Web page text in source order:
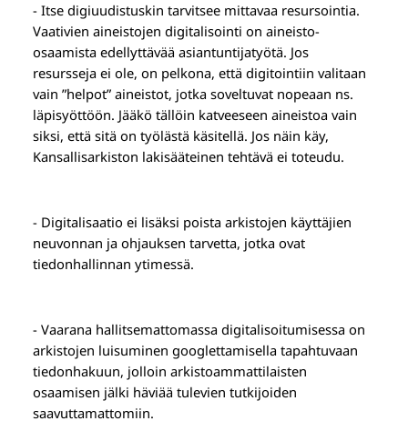
- Itse digiuudistuskin tarvitsee mittavaa resursointia.
Vaativien aineistojen digitalisointi on aineisto-
osaamista edellyttävää asiantuntijatyötä. Jos
resursseja ei ole, on pelkona, että digitointiin valitaan
vain ”helpot” aineistot, jotka soveltuvat nopeaan ns.
läpisyöttöön. Jääkö tällöin katveeseen aineistoa vain
siksi, että sitä on työlästä käsitellä. Jos näin käy,
Kansallisarkiston lakisääteinen tehtävä ei toteudu.
- Digitalisaatio ei lisäksi poista arkistojen käyttäjien
neuvonnan ja ohjauksen tarvetta, jotka ovat
tiedonhallinnan ytimessä.
- Vaarana hallitsemattomassa digitalisoitumisessa on
arkistojen luisuminen googlettamisella tapahtuvaan
tiedonhakuun, jolloin arkistoammattilaisten
osaamisen jälki häviää tulevien tutkijoiden
saavuttamattomiin.